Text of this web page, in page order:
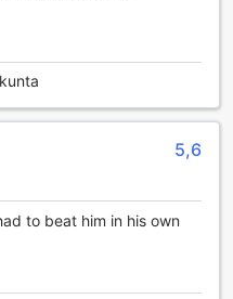
5,6
to beat him in his own